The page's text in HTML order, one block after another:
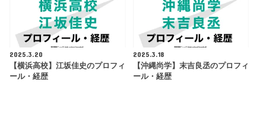
2025.3.20
【横浜高校】江坂佳史のプロフィ
ール・経歴
2025.3.18
【沖縄尚学】末吉良丞のプロフィ
ール・経歴